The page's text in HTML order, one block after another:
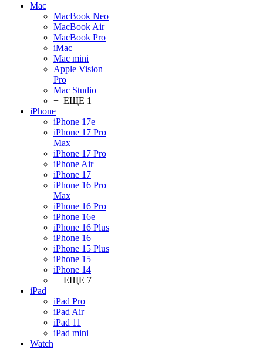
Mac
MacBook Neo
MacBook Air
MacBook Pro
iMac
Mac mini
Apple Vision
Pro
Mac Studio
+ ЕЩЕ 1
iPhone
iPhone 17e
iPhone 17 Pro
Max
iPhone 17 Pro
iPhone Air
iPhone 17
iPhone 16 Pro
Max
iPhone 16 Pro
iPhone 16e
iPhone 16 Plus
iPhone 16
iPhone 15 Plus
iPhone 15
iPhone 14
+ ЕЩЕ 7
iPad
iPad Pro
iPad Air
iPad 11
iPad mini
Watch